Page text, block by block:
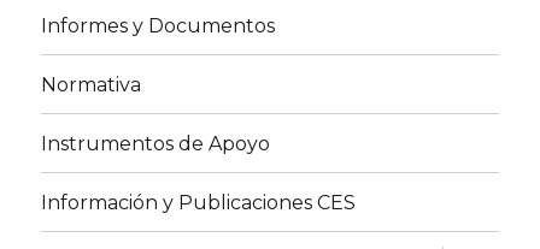
Informes y Documentos
Normativa
Instrumentos de Apoyo
Información y Publicaciones CES